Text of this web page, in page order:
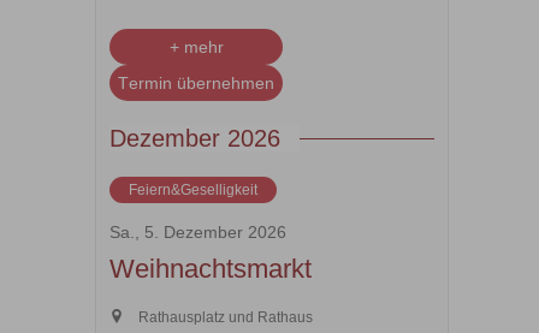
+ mehr
Termin übernehmen
Dezember 2026
Sa., 5. Dezember 2026
Weihnachtsmarkt
Rathausplatz und Rathaus
Feiern&Geselligkeit